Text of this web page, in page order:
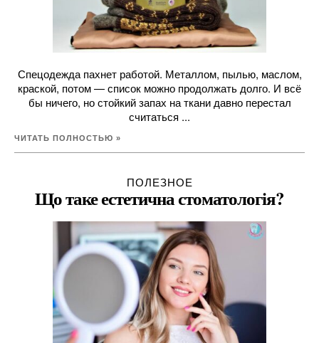
Спецодежда пахнет работой. Металлом, пылью, маслом,
краской, потом — список можно продолжать долго. И всё
бы ничего, но стойкий запах на ткани давно перестал
считаться ...
ЧИТАТЬ ПОЛНОСТЬЮ »
ПОЛЕЗНОЕ
Що таке естетична стоматологія?